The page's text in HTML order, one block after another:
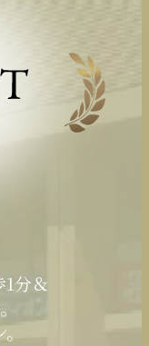
分＆